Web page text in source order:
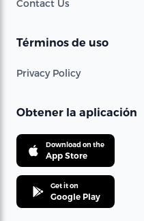
Contact Us
Términos de uso
Privacy Policy
Obtener la aplicación
Download on the
App Store
Get it on
Google Play